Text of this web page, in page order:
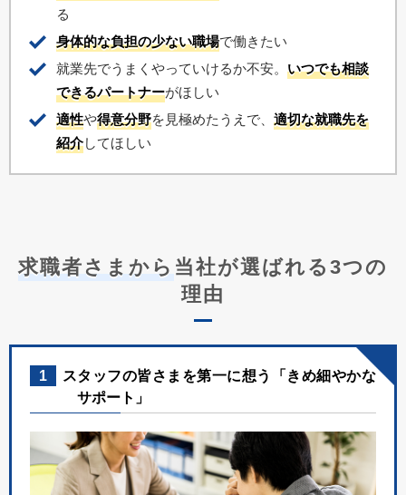
る
身体的な負担の少ない職場で働きたい
就業先でうまくやっていけるか不安。 いつでも相談
できるパートナーがほしい
適性や得意分野を見極めたうえで、 適切な就職先を
紹介してほしい
求職者さまから 当社が選ばれる3つの
理由
1
スタッフの皆さまを第一に想う「きめ細やかな
サポート」